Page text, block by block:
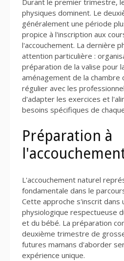
physiques dominent. Le
généralement une période
propice à l'inscription aux
l'accouchement. La dernière
attention particulière :
préparation de la valise pour
aménagement de la chambre
régulier avec les
d'adapter les exercices et
besoins spécifiques de
Préparation à
L'accouchement naturel
fondamentale dans le
Cette approche s'inscrit dans
physiologique respectueuse
et du bébé. La préparation
deuxième trimestre de
futures mamans d'aborder
expérience unique.